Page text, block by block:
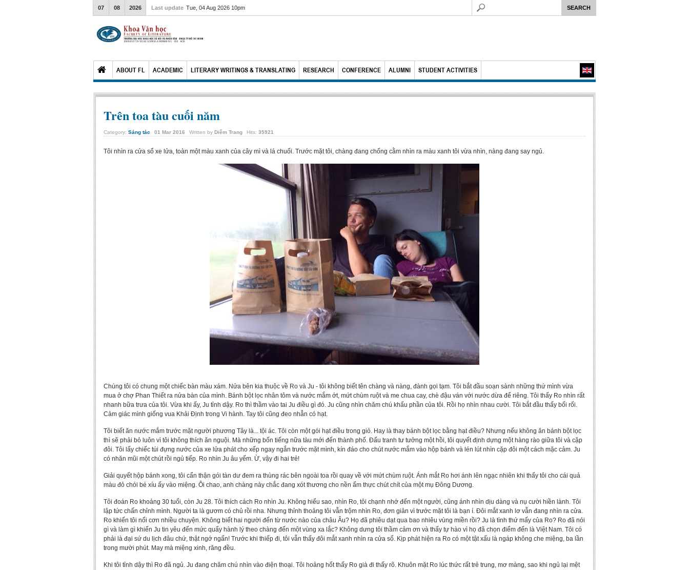
07 08 2026 Last update Tue, 04 Aug 2026 10pm
ABOUT FL ACADEMIC LITERARY WRITINGS & TRANSLATING RESEARCH CONFERENCE ALUMNI STUDENT ACTIVITIES
Trên toa tàu cuối năm
Category: Sáng tác 01 Mar 2016 Written by Diễm Trang Hits: 35921
Tôi nhìn ra cửa sổ xe lửa, toàn một màu xanh của cây mì và lá chuối. Trước mặt tôi, chàng đang chống cằm nhìn ra màu xanh tôi vừa nhìn, nàng đang say ngủ.
Chúng tôi có chung một chiếc bàn màu xám. Nửa bên kia thuộc về Ro và Ju - tôi không biết tên chàng và nàng, đành gọi tạm. Tôi bắt đầu soạn sành những thứ mình vừa
mua ở chợ Phan Thiết ra nửa bàn của mình. Bánh bột lọc nhân tôm và nước mắm ớt, mứt chùm ruột và me chua cay, chè đậu ván với nước dừa để riêng. Tôi thấy Ro nhìn rất
nhanh bữa trưa của tôi. Vừa khi ấy, Ju tỉnh dậy. Ro thì thầm vào tai Ju điều gì đó. Ju cũng nhìn chăm chú khẩu phần của tôi. Rồi họ nhìn nhau cười. Tôi bắt đầu thấy bối rối.
Cảm giác mình giống vua Khải Định trong Vi hành. Tay tôi cũng đeo nhẫn có hạt.
Tôi biết ăn nước mắm trước mặt người phương Tây là... tội ác. Tôi còn một gói hạt điều trong giỏ. Hay là thay bánh bột lọc bằng hạt điều? Nhưng nếu không ăn bánh bột lọc
thì sẽ phải bỏ luôn vì tôi không thích ăn nguội. Mà những bốn tiếng nữa tàu mới đến thành phố. Đấu tranh tư tưởng một hồi, tôi quyết định dựng một hàng rào giữa tôi và cặp
đôi. Tôi lấy chiếc túi đựng nước của xe lửa phát cho xếp ngay ngắn trước mặt mình, kín đáo cho chút nước mắm vào hộp bánh và lén lút nhìn cặp đôi một cách mặc cảm. Ju
có nhăn mũi một chút rồi ngủ tiếp. Ro nhìn Ju âu yếm. Ừ, vậy đi hai trẻ!
Giải quyết hộp bánh xong, tôi cẩn thận gói tàn dư đem ra thùng rác bên ngoài toa rồi quay về với mứt chùm ruột. Ánh mắt Ro hơi ánh lên ngạc nhiên khi thấy tôi cho cái quả
màu đỏ chói bé xíu ấy vào miệng. Ôi chao, anh chàng này chắc đang xót thương cho nền ẩm thực chút chít của một mụ Đông Dương.
Tôi đoán Ro khoảng 30 tuổi, còn Ju 28. Tôi thích cách Ro nhìn Ju. Không hiểu sao, nhìn Ro, tôi chạnh nhớ đến một người, cũng ánh nhìn dịu dàng và nụ cười hiền lành. Tôi
lập tức chấn chỉnh mình. Người ta là gươm có chủ rồi nha. Nhưng thỉnh thoảng tôi vẫn trộm nhìn Ro, đơn giản vì trước mặt tôi là bạn í. Đôi mắt xanh lơ vẫn đang nhìn ra cửa.
Ro khiến tôi nổi cơn nhiều chuyện. Không biết hai người đến từ nước nào của châu Âu? Họ đã phiêu dạt qua bao nhiêu vùng miền rồi? Ju là tình thứ mấy của Ro? Ro đã nói
gì và làm gì khiến Ju tin yêu đến mức quẩy hành lý theo chàng đến một vùng xa lắc? Không dưng tôi thầm cảm ơn và thấy tự hào vì họ đã chọn điểm đến là Việt Nam. Tôi có
phải là đại sứ du lịch đâu chứ, thật ngớ ngẩn! Trước khi thiếp đi, tôi vẫn thấy đôi mắt xanh nhìn ra cửa sổ. Kịp phát hiện ra Ro có một tật xấu là ngáp không che miệng, ba lần
trong mười phút. May mà miệng xinh, răng đều.
Khi tôi tỉnh dậy thì Ro đã ngủ. Ju đang chăm chú nhìn vào điện thoại. Tôi hoảng hốt thấy Ro già đi thấy rõ. Khuôn mặt Ro lúc thức rất trẻ trung, mơ màng, sao khi ngủ lại mệt